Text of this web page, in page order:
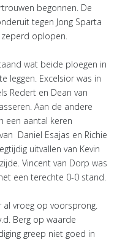
begonnen. De
tegen Jong Sparta
zeperd oplopen.
wat beide ploegen in
leggen. Excelsior was in
Redert en Dean van
Aan de andere
een aantal keren
Daniel Esajas en Richie
uitvallen van Kevin
Vincent van Dorp was
een terechte 0-0 stand.
al vroeg op voorsprong.
Berg op waarde
greep niet goed in